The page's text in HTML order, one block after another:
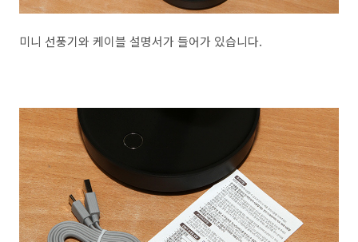
미니 선풍기와 케이블 설명서가 들어가 있습니다.